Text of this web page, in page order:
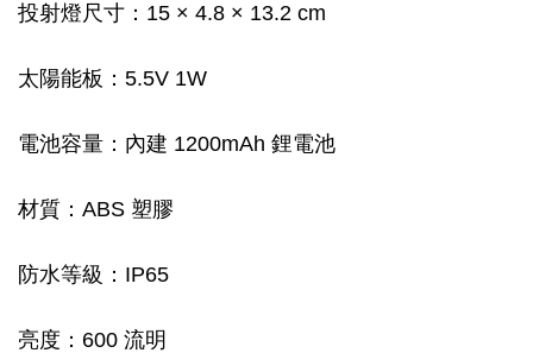
投射燈尺寸：15 × 4.8 × 13.2 cm
太陽能板：5.5V 1W
電池容量：內建 1200mAh 鋰電池
材質：ABS 塑膠
防水等級：IP65
亮度：600 流明